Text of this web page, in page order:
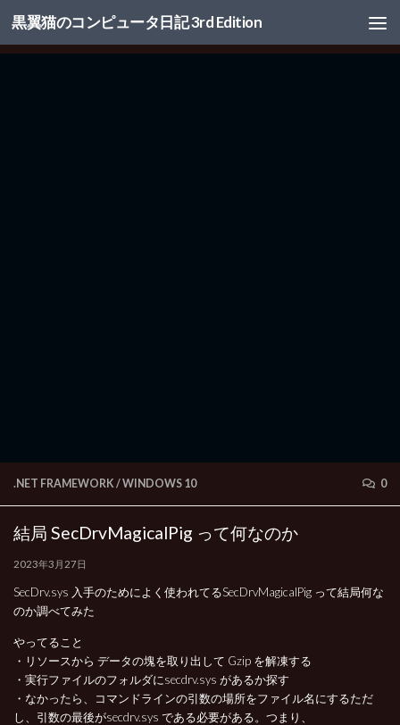
コンテンツへスキップ
黒翼猫のコンピュータ日記 3rd Edition
.NET FRAMEWORK/WINDOWS 10 0
結局 SecDrvMagicalPig って何なのか
2023年3月27日
SecDrv.sys 入手のためによく使われてるSecDrvMagicalPig って結局何な
のか調べてみた
やってること
・リソースから データの塊を取り出して Gzip を解凍する
・実行ファイルのフォルダにsecdrv.sys があるか探す
・なかったら、コマンドラインの引数の場所をファイル名にするただ
し、引数の最後がsecdrv.sys である必要がある。つまり、